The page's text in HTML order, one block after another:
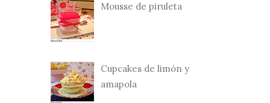
Mousse de piruleta
Cupcakes de limón y
amapola